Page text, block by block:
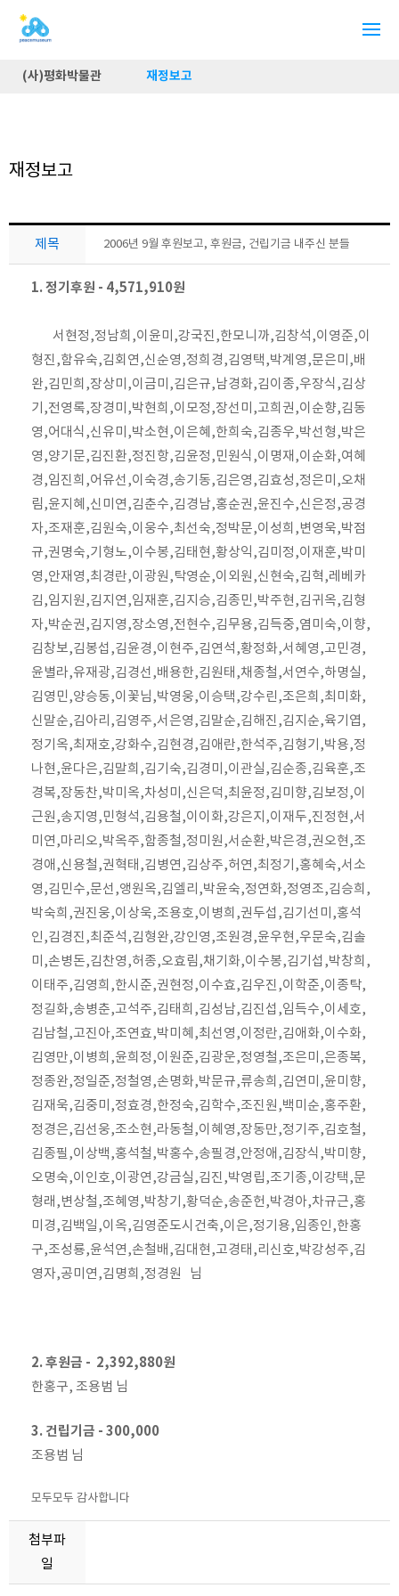
(사)평화박물관 재정보고
재정보고
제목 2006년 9월 후원보고, 후원금, 건립기금 내주신 분들
1. 정기후원 - 4,571,910원
서현정,정남희,이윤미,강국진,한모니까,김창석,이영준,이
형진,함유숙,김회연,신순영,정희경,김영택,박계영,문은미,배
완,김민희,장상미,이금미,김은규,남경화,김이종,우장식,김상
기,전영록,장경미,박현희,이모정,장선미,고희권,이순향,김동
영,어대식,신유미,박소현,이은혜,한희숙,김종우,박선형,박은
영,양기문,김진환,정진항,김윤정,민원식,이명재,이순화,여혜
경,임진희,어유선,이숙경,송기동,김은영,김효성,정은미,오채
림,윤지혜,신미연,김춘수,김경남,홍순권,윤진수,신은정,공경
자,조재훈,김원숙,이웅수,최선숙,정박문,이성희,변영욱,박점
규,권명숙,기형노,이수봉,김태현,황상익,김미정,이재훈,박미
영,안재영,최경란,이광원,탁영순,이외원,신현숙,김혁,레베카
김,임지원,김지연,임재훈,김지승,김종민,박주현,김귀옥,김형
자,박순권,김지영,장소영,전현수,김무용,김득중,염미숙,이향,
김창보,김봉섭,김윤경,이현주,김연석,황정화,서혜영,고민경,
윤별라,유재광,김경선,배용한,김원태,채종철,서연수,하명실,
김영민,양승동,이꽃님,박영웅,이승택,강수린,조은희,최미화,
신말순,김아리,김영주,서은영,김말순,김해진,김지순,육기엽,
정기옥,최재호,강화수,김현경,김애란,한석주,김형기,박용,정
나현,윤다은,김말희,김기숙,김경미,이관실,김순종,김육훈,조
경복,장동찬,박미옥,차성미,신은덕,최윤정,김미향,김보정,이
근원,송지영,민형석,김용철,이이화,강은지,이재두,진정현,서
미연,마리오,박옥주,함종철,정미원,서순환,박은경,권오현,조
경애,신용철,권혁태,김병연,김상주,허연,최정기,홍혜숙,서소
영,김민수,문선,앵원옥,김엘리,박윤숙,정연화,정영조,김승희,
박숙희,권진웅,이상욱,조용호,이병희,권두섭,김기선미,홍석
인,김경진,최준석,김형완,강인영,조원경,윤우현,우문숙,김솔
미,손병돈,김찬영,허종,오효림,채기화,이수봉,김기섭,박창희,
이태주,김영희,한시준,권현정,이수효,김우진,이학준,이종탁,
정길화,송병춘,고석주,김태희,김성남,김진섭,임득수,이세호,
김남철,고진아,조연효,박미혜,최선영,이정란,김애화,이수화,
김영만,이병희,윤희정,이원준,김광운,정영철,조은미,은종복,
정종완,정일준,정철영,손명화,박문규,류송희,김연미,윤미향,
김재욱,김중미,정효경,한정숙,김학수,조진원,백미순,홍주환,
정경은,김선웅,조소현,라동철,이혜영,장동만,정기주,김호철,
김종필,이상백,홍석철,박홍수,송필경,안정애,김장식,박미향,
오명숙,이인호,이광연,강금실,김진,박영립,조기종,이강택,문
형래,변상철,조혜영,박창기,황덕순,송준헌,박경아,차규근,홍
미경,김백일,이옥,김영준도시건축,이은,정기용,임종인,한홍
구,조성룡,윤석연,손철배,김대현,고경태,리신호,박강성주,김
영자,공미연,김명희,정경원 님
2. 후원금 - 2,392,880원
한홍구, 조용범 님
3. 건립기금 - 300,000
조용범 님
모두모두 감사합니다
첨부파
일